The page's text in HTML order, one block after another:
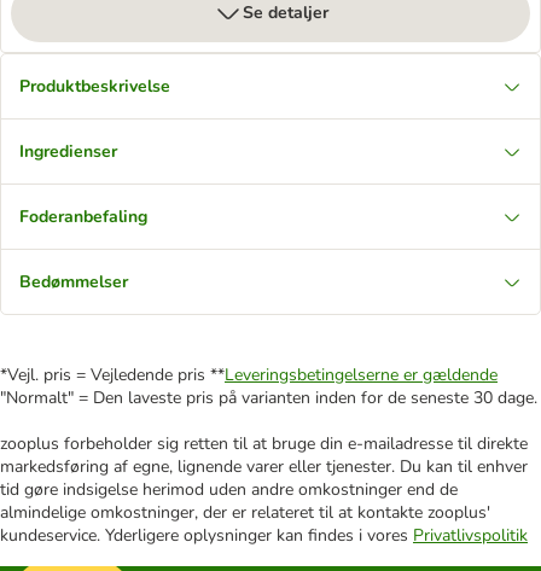
Se detaljer
Produktbeskrivelse
Ingredienser
Foderanbefaling
Bedømmelser
*Vejl. pris = Vejledende pris **Leveringsbetingelserne er gældende
"Normalt" = Den laveste pris på varianten inden for de seneste 30 dage.
zooplus forbeholder sig retten til at bruge din e-mailadresse til direkte
markedsføring af egne, lignende varer eller tjenester. Du kan til enhver
tid gøre indsigelse herimod uden andre omkostninger end de
almindelige omkostninger, der er relateret til at kontakte zooplus'
kundeservice. Yderligere oplysninger kan findes i vores Privatlivspolitik